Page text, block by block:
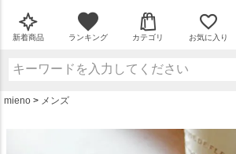
新着商品 ランキング カテゴリ お気に入り
mieno メンズ